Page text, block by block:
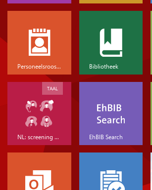
Personeelsrooster Bibliotheek
NL: screening & basis
TAAL
EhBIB Search